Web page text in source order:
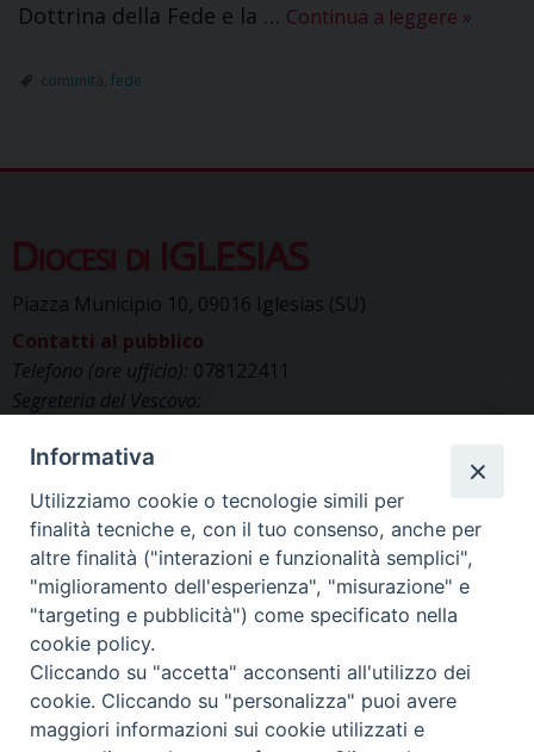
Dottrina della Fede e la … Continua a leggere »
comunità fede
o
t
N
a
v
i
g
o
n
Diocesi di IGLESIAS
Piazza Municipio 10, 09016 Iglesias (SU)
Contatti al pubblico
Telefono (ore ufficio): 078122411
Segreteria del Vescovo:
Uffici di Curia:curia_iglesias@libero.it
Cancelleria (richiesta documenti):
canc.curia.iglesias@tiscali.it
Comunicazione & media (ufficio stampa):
ucs.iglesias@gmail.com
Informativa
Utilizziamo cookie o tecnologie simili per
finalità tecniche e, con il tuo consenso, anche per
altre finalità ("interazioni e funzionalità semplici",
"miglioramento dell'esperienza", "misurazione" e
"targeting e pubblicità") come specificato nella
cookie policy.
Cliccando su "accetta" acconsenti all'utilizzo dei
cookie. Cliccando su "personalizza" puoi avere
maggiori informazioni sui cookie utilizzati e